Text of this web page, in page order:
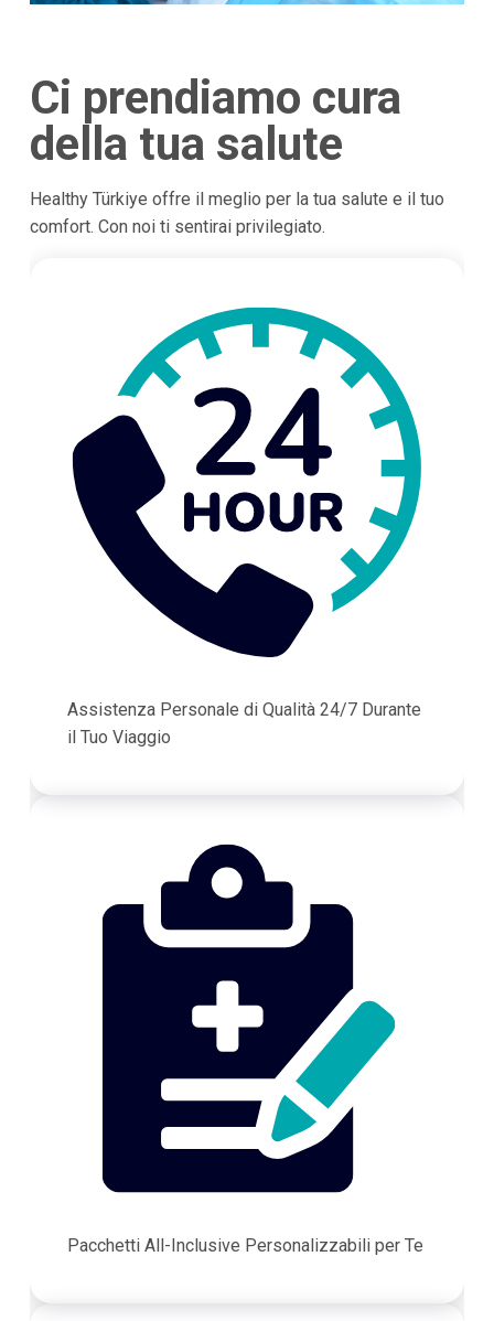
Ci prendiamo cura
della tua salute
Healthy Türkiye offre il meglio per la tua salute e il tuo
comfort. Con noi ti sentirai privilegiato.
Assistenza Personale di Qualità 24/7 Durante
il Tuo Viaggio
Pacchetti All-Inclusive Personalizzabili per Te